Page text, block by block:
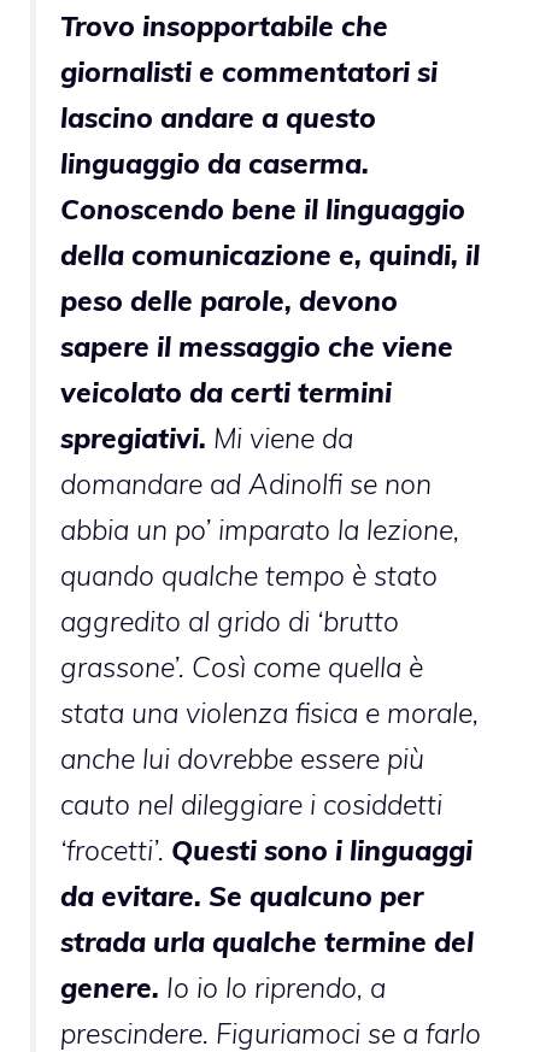
Trovo insopportabile che
giornalisti e commentatori si
lascino andare a questo
linguaggio da caserma.
Conoscendo bene il linguaggio
della comunicazione e, quindi, il
peso delle parole, devono
sapere il messaggio che viene
veicolato da certi termini
spregiativi. Mi viene da
domandare ad Adinolfi se non
abbia un po’ imparato la lezione,
quando qualche tempo è stato
aggredito al grido di ‘brutto
grassone’. Così come quella è
stata una violenza fisica e morale,
anche lui dovrebbe essere più
cauto nel dileggiare i cosiddetti
‘frocetti’. Questi sono i linguaggi
da evitare. Se qualcuno per
strada urla qualche termine del
genere. Io io lo riprendo, a
prescindere. Figuriamoci se a farlo